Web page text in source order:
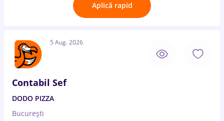
Aplică rapid
5 Aug. 2026
Contabil Sef
DODO PIZZA
București